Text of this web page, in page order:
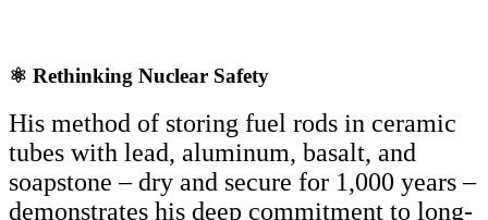
⚛️ Rethinking Nuclear Safety
His method of storing fuel rods in ceramic
tubes with lead, aluminum, basalt, and
soapstone – dry and secure for 1,000 years –
demonstrates his deep commitment to long-